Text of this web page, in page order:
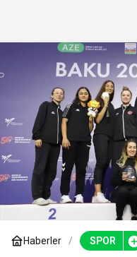
Haberler SPOR